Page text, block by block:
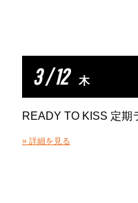
3 / 12 木
READY TO KISS 定期
» 詳細を見る